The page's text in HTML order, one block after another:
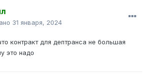
31 января, 2024
контракт для дептранса не большая
это надо